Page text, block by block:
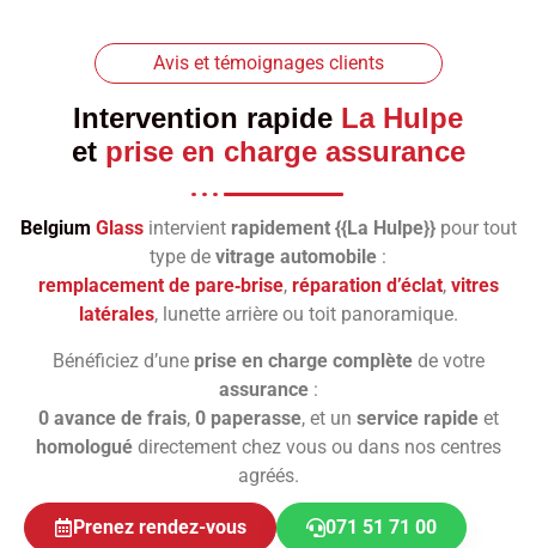
Avis et témoignages clients
Intervention rapide La Hulpe
et prise en charge assurance
Belgium Glassintervient rapidement {{La Hulpe}}pour tout
type de vitrage automobile :
remplacement de pare‑brise, réparation d’éclat, vitres
latérales, lunette arrière ou toit panoramique.
Bénéficiez d’une prise en charge complètede votre
assurance:
0 avance de frais, 0 paperasse, et un service rapideet
homologuédirectement chez vous ou dans nos centres
agréés.
Prenez rendez-vous 071 51 71 00